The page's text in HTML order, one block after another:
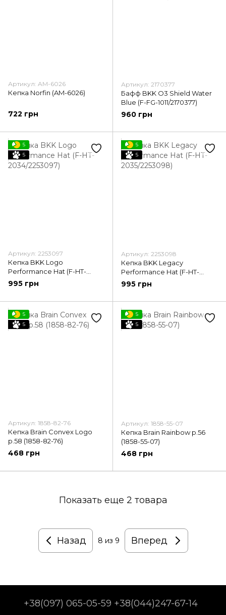
Артикул: AM-6026
Кепка Norfin (AM-6026)
722 грн
Артикул: 2170377
Бафф BKK O3 Shield Water
Blue (F-FG-1011/2170377)
960 грн
5
5
Артикул: 2253097
Кепка BKK Logo
Performance Hat (F-HT-
2034/2253097)
995 грн
5
5
Артикул: 2253098
Кепка BKK Legacy
Performance Hat (F-HT-
2035/2253098)
995 грн
5
5
Артикул: 1858-82-76
Кепка Brain Convex Logo
р.58 (1858-82-76)
468 грн
5
5
Артикул: 1858-55-07
Кепка Brain Rainbow р.56
(1858-55-07)
468 грн
Показать еще 2 товара
Назад 8 из 9 Вперед
+38(097) 065-05-59 +38(044)247-67-14